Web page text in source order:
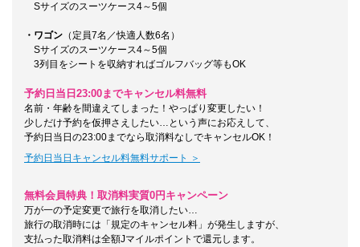
Sサイズのスーツケース4～5個
・ワゴン （定員7名／快適人数6名）
Sサイズのスーツケース4～5個
3列目をシートを収納すればゴルフバッグ等もOK
予約日当日23:00までキャンセル料無料
名前・年齢を間違えてしまった！やっぱり変更したい！
少しだけ予約を仮押さえしたい…という声にお応えして、
予約日当日の23:00までなら取消料なしでキャンセルOK！
予約日当日キャンセル料無料サポート ＞
無料会員特典！取消料実質0円キャンペーン
万が一の予定変更で旅行を取消したい…
旅行の取消時には「規定のキャンセル料」が発生しますが、
支払った取消料は全額Jマイルポイントで還元します。